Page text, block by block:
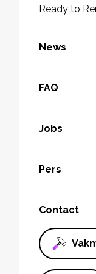
Ready to
News
FAQ
Jobs
Pers
Contact